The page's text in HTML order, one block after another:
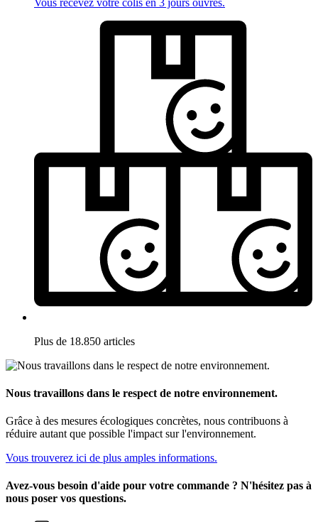
Plus de 18.850 articles
Nous travaillons dans le respect de notre environnement.
Grâce à des mesures écologiques concrètes, nous contribuons à
réduire autant que possible l'impact sur l'environnement.
Vous trouverez ici de plus amples informations.
Avez-vous besoin d'aide pour votre commande ? N'hésitez pas à
nous poser vos questions.